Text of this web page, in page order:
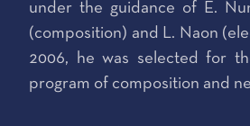
under the guidance of E.
(composition) and L. Naon
2006, he was selected for
program of composition and